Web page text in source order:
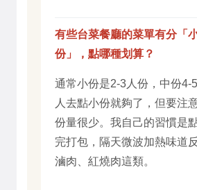
有些台菜餐廳的菜單有分「
份」，點哪種划算？
通常小份是2-3人份，中份4-
人去點小份就夠了，但要注
份量很少。我自己的習慣是
完打包，隔天微波加熱味道
滷肉、紅燒肉這類。